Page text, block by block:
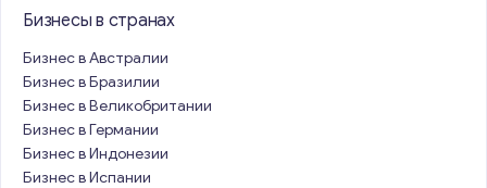
Бизнесы в странах
Бизнес в Австралии
Бизнес в Бразилии
Бизнес в Великобритании
Бизнес в Германии
Бизнес в Индонезии
Бизнес в Испании